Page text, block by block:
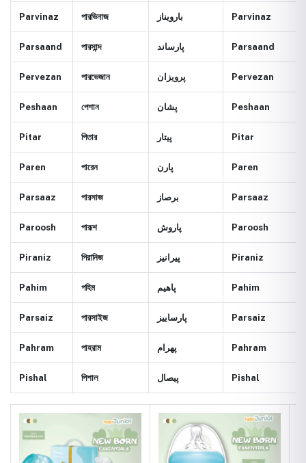
Parvinaz পারভিনাজ بارويناز Parvinaz
Parsaand পারসান্দ پارساند Parsaand
Pervezan পারভেজান پرويزان Pervezan
Peshaan পেশান پشان Peshaan
Pitar পিতার پيتار Pitar
Paren পারেন پارن Paren
Parsaaz পারসাজ برصاز Parsaaz
Paroosh পারূশ پاروش Paroosh
Piraniz পিরানিজ پيرانيز Piraniz
Pahim পহিম پاهيم Pahim
Parsaiz পারসাইজ پارساييز Parsaiz
Pahram পাহরাম پهرام Pahram
Pishal পিশাল پيصال Pishal